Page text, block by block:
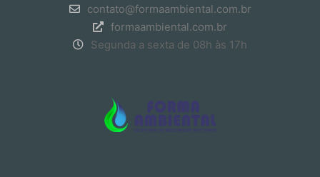
contato@formaambiental.com.br
formaambiental.com.br
Segunda a sexta de 08h às 17h